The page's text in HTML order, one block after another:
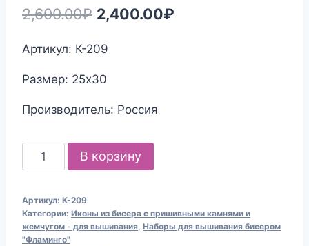
2,600.00₽ Первоначальная
2,600.00₽.
2,400.00₽
Артикул: К-209
Размер: 25х30
Производитель: Россия
Количество
товара
для
вышивания
В корзину
Артикул: К-209
Категории: Иконы из бисера с пришивными камнями и
жемчугом - для вышивания, Наборы для вышивания бисером
"Фламинго"